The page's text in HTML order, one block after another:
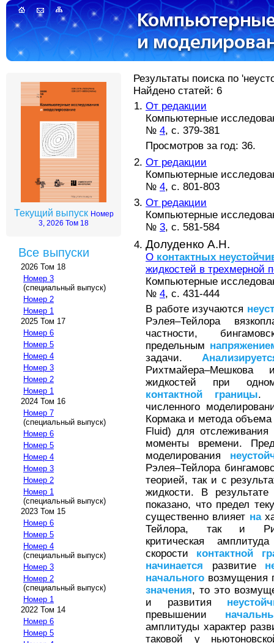
Текущий выпуск Номер
3, 2026 Том 18
Все выпуски
2026 Том 18
Номер 3
(специальный выпуск)
Номер 2
Номер 1
2025 Том 17
Номер 6
Номер 5
Номер 4
Номер 3
Номер 2
Номер 1
2024 Том 16
Номер 7
(специальный выпуск)
Номер 6
Номер 5
Номер 4
Номер 3
Номер 2
Номер 1
(специальный выпуск)
2023 Том 15
Номер 6
Номер 5
Номер 4
(специальный выпуск)
Номер 3
Номер 2
(специальный выпуск)
Номер 1
2022 Том 14
Номер 6
Номер 5
Результаты поиска по
Найдено статей: 6
От редакции
Компьютерные
№ 4, с. 379-381
Просмотров за год: 36.
От редакции
Компьютерные
№ 4, с. 801-803
От редакции
Компьютерные
№ 3, с. 581-584
Долуденко А.Н.
O контактных
жидкостей в трехмерной
Компьютерные
№ 4, с. 431-444
В работе изучаются
Рэлея–Тейлора
частности,
предельным
задачи.
Рихтмайера–Мешкова
жидкостей при
контактной
границы.
численного
Кормака и метода
Fluid) для отслеживания
моменты времени.
моделирования
Рэлея–Тейлора
теорией, так и с
жидкости. В
показано, что предел
существенно влияет на
Тейлора, так и
критическая
скорости контактной
начинается развитие
начального возмущения
значения, то это
и развития
превышении
амплитуды характер
таковой у